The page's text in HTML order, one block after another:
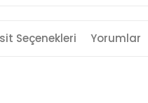
Seçenekleri Yorumlar